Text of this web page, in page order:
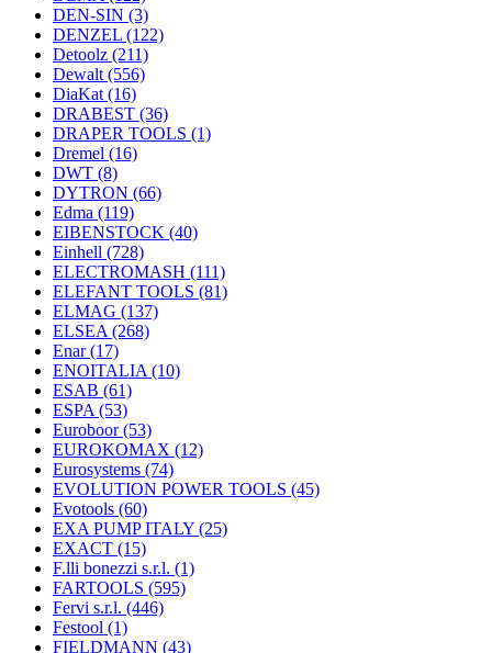
DEN-SIN (3)
DENZEL (122)
Detoolz (211)
Dewalt (556)
DiaKat (16)
DRABEST (36)
DRAPER TOOLS (1)
Dremel (16)
DWT (8)
DYTRON (66)
Edma (119)
EIBENSTOCK (40)
Einhell (728)
ELECTROMASH (111)
ELEFANT TOOLS (81)
ELMAG (137)
ELSEA (268)
Enar(17)
ENOITALIA (10)
ESAB (61)
ESPA (53)
Euroboor(53)
EUROKOMAX (12)
Eurosystems (74)
EVOLUTION POWER TOOLS (45)
Evotools (60)
EXA PUMP ITALY (25)
EXACT (15)
F.lli bonezzi s.r.l. (1)
FARTOOLS (595)
Fervi s.r.l. (446)
Festool (1)
FIELDMANN (43)